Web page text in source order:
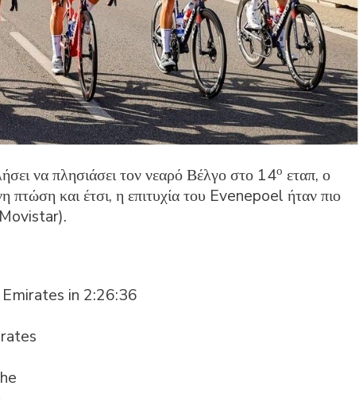
να πλησιάσει τον νεαρό Βέλγο στο 14ο εταπ, ο
πτώση και έτσι, η επιτυχία του Evenepoel ήταν πιο
in 2:26:36